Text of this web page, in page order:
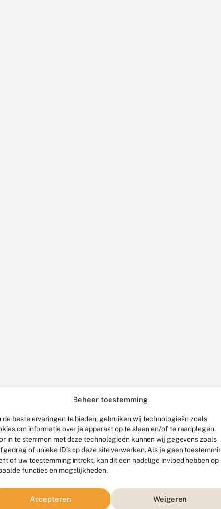
Beheer toestemming
de beste ervaringen te bieden, gebruiken wij technologieën zoals
om informatie over je apparaat op te slaan en/of te raadplegen.
in te stemmen met deze technologieën kunnen wij gegevens zoals
of unieke ID's op deze site verwerken. Als je geen
of uw toestemming intrekt, kan dit een nadelige invloed hebben op
functies en mogelijkheden.
Accepteren Weigeren